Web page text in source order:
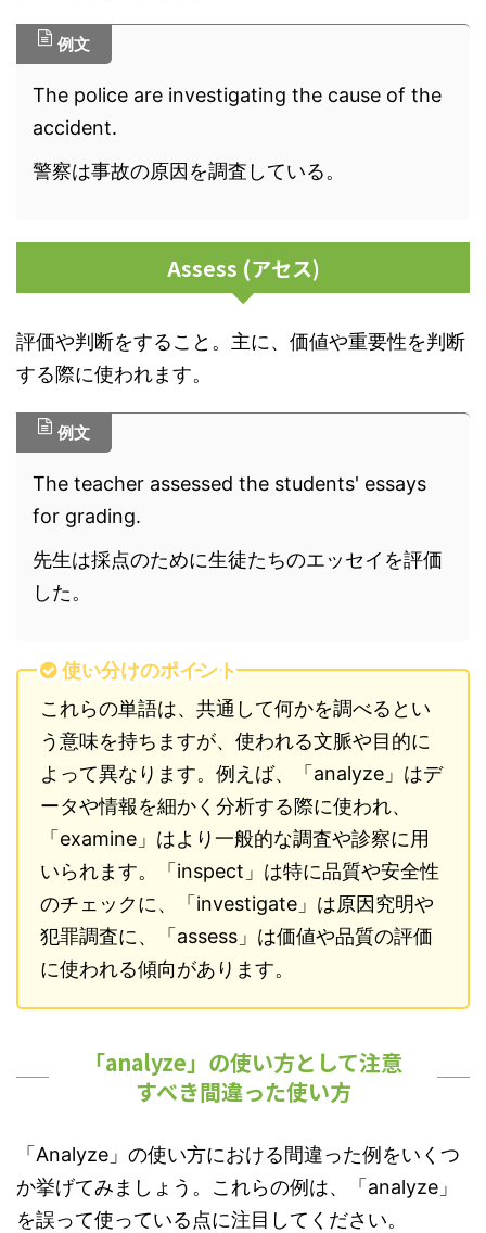
例文
The police are investigating the cause of the
accident.
警察は事故の原因を調査している。
Assess (アセス)
評価や判断をすること。主に、価値や重要性を判断
する際に使われます。
例文
The teacher assessed the students' essays
for grading.
先生は採点のために生徒たちのエッセイを評価
した。
使い分けのポイント
これらの単語は、共通して何かを調べるとい
う意味を持ちますが、使われる文脈や目的に
よって異なります。例えば、「analyze」はデ
ータや情報を細かく分析する際に使われ、
「examine」はより一般的な調査や診察に用
いられます。「inspect」は特に品質や安全性
のチェックに、「investigate」は原因究明や
犯罪調査に、「assess」は価値や品質の評価
に使われる傾向があります。
「analyze」の使い方として注意
すべき間違った使い方
「Analyze」の使い方における間違った例をいくつ
か挙げてみましょう。これらの例は、「analyze」
を誤って使っている点に注目してください。